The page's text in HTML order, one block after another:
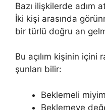
Bazı ilişkilerde adım
İki kişi arasında
bir türlü doğru an
Bu açılım kişinin içini
şunları bilir:
Beklemeli
Beklemeye